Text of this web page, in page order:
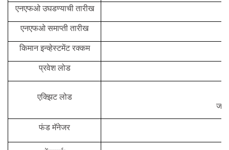
एनएफओ उघडण्याची तारीख
एनएफओ समाप्ती तारीख
किमान इन्व्हेस्टमेंट रक्कम
प्रवेश लोड
एक्झिट लोड
जर
फंड मॅनेजर